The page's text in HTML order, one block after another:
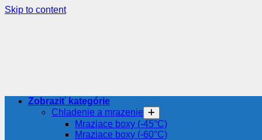
Skip to content
Zobraziť kategórie
Chladenie a mrazenie
Mraziace boxy (-45°C)
Mraziace boxy (-60°C)